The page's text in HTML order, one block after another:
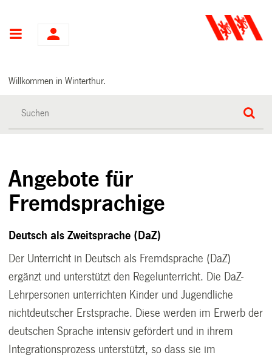
Hauptnavigation
Willkommen in Winterthur.
Angebote für
Fremdsprachige
Deutsch als Zweitsprache (DaZ)
Der Unterricht in Deutsch als Fremdsprache (DaZ)
ergänzt und unterstützt den Regelunterricht. Die DaZ-
Lehrpersonen unterrichten Kinder und Jugendliche
nichtdeutscher Erstsprache. Diese werden im Erwerb der
deutschen Sprache intensiv gefördert und in ihrem
Integrationsprozess unterstützt, so dass sie im